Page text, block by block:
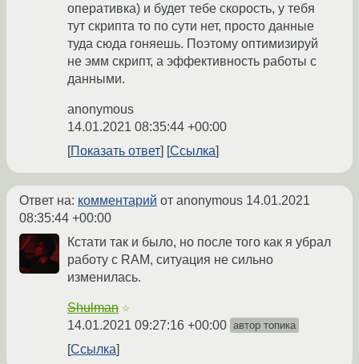
оперативка) и будет тебе скорость, у тебя
тут скрипта то по сути нет, просто данные
туда сюда гоняешь. Поэтому оптимизируй
не эмм скрипт, а эффективность работы с
данными.
anonymous
14.01.2021 08:35:44 +00:00
Показать ответ
Ссылка
Ответ на: комментарий от anonymous 14.01.2021
08:35:44 +00:00
Кстати так и было, но после того как я убрал
работу с RAM, ситуация не сильно
изменилась.
Shulman ☆
14.01.2021 09:27:16 +00:00 автор топика
Ссылка